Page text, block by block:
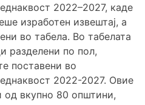
2022–2027, каде
изработен извештај, а
во табела. Во табелата
разделени по пол,
постaвени во
2022-2027. Овие
од вкупно 80 општини,